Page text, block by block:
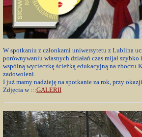
W spotkaniu z członkami uniwersytetu z Lublina
porównywaniu własnych działań czas mijał
wspólną wycieczkę ścieżką edukacyjną na zboczu
zadowoleni.
I już mamy nadzieję na spotkanie za rok, przy
Zdjęcia w :::GALERII